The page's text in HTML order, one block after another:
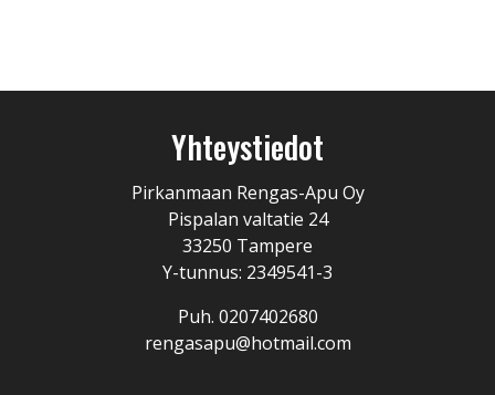
Yhteystiedot
Pirkanmaan Rengas-Apu Oy
Pispalan valtatie 24
33250 Tampere
Y-tunnus: 2349541-3
Puh. 0207402680
rengasapu@hotmail.com